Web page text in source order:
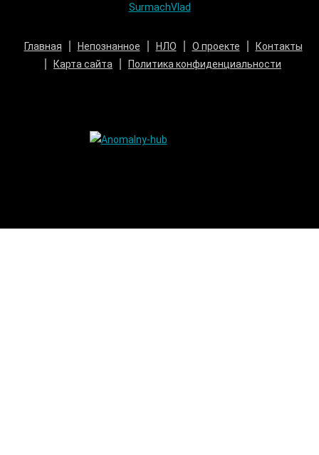
SurmachVlad
Главная Непознанное НЛО О проекте
Контакты
Карта сайта
Политика конфиденциальности